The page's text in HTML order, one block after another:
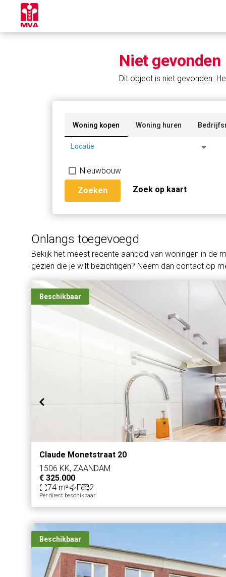
Niet gevonden
Dit object is niet gevonden.
Woning kopen Woning huren
Locatie arrow_drop_down
Nieuwbouw
Zoeken Zoek op kaart
Onlangs toegevoegd
Bekijk het meest recente aanbod van woningen in de
gezien die je wilt bezichtigen? Neem dan contact op
Beschikbaar
Claude Monetstraat 20
1506 KK, ZAANDAM
€ 325.000
74 m²
E 2
Per direct beschikbaar
Beschikbaar